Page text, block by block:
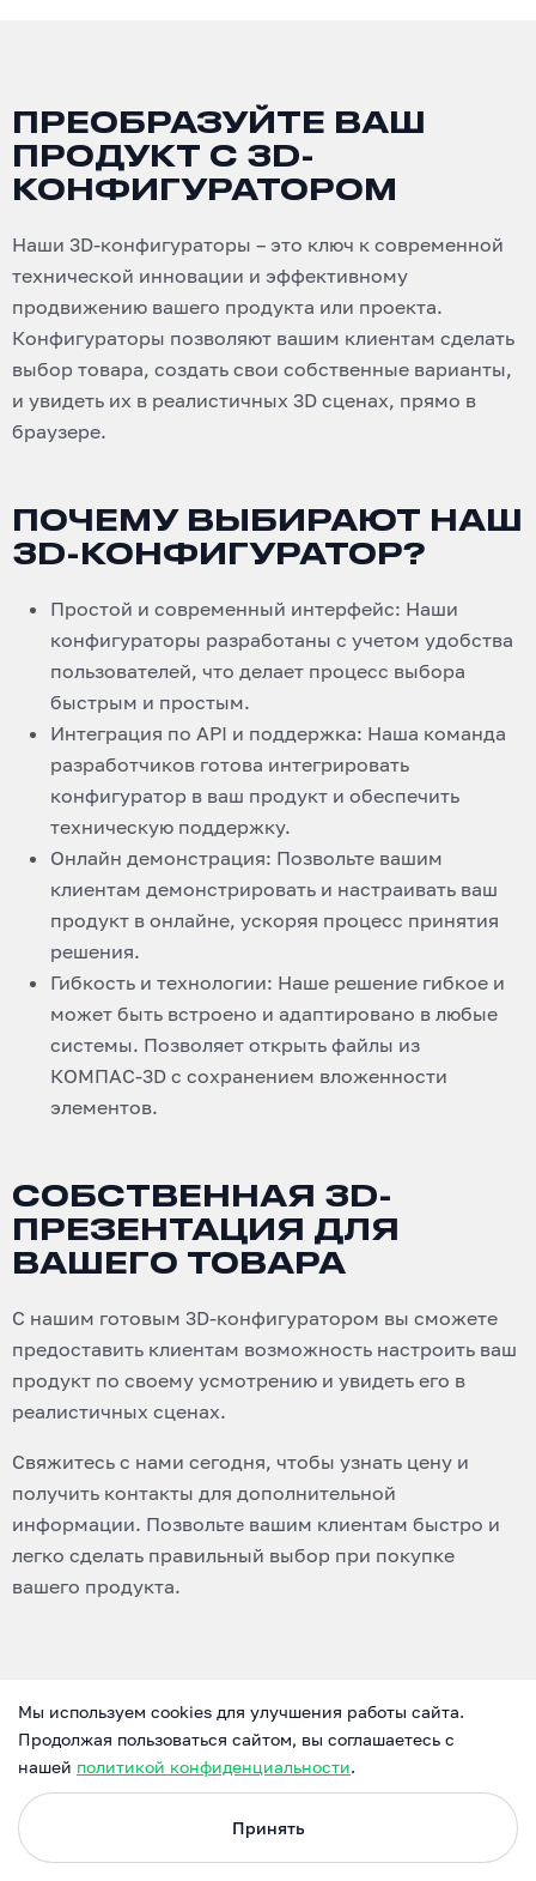
ПРЕОБРАЗУЙТЕ ВАШ
ПРОДУКТ С 3D-
КОНФИГУРАТОРОМ
Наши 3D-конфигураторы – это ключ к современной
технической инновации и эффективному
продвижению вашего продукта или проекта.
Конфигураторы позволяют вашим клиентам сделать
выбор товара, создать свои собственные варианты,
и увидеть их в реалистичных 3D сценах, прямо в
браузере.
ПОЧЕМУ ВЫБИРАЮТ НАШ
3D-КОНФИГУРАТОР?
Простой и современный интерфейс: Наши
конфигураторы разработаны с учетом удобства
пользователей, что делает процесс выбора
быстрым и простым.
Интеграция по API и поддержка: Наша команда
разработчиков готова интегрировать
конфигуратор в ваш продукт и обеспечить
техническую поддержку.
Онлайн демонстрация: Позвольте вашим
клиентам демонстрировать и настраивать ваш
продукт в онлайне, ускоряя процесс принятия
решения.
Гибкость и технологии: Наше решение гибкое и
может быть встроено и адаптировано в любые
системы. Позволяет открыть файлы из
КОМПАС-3D с сохранением вложенности
элементов.
СОБСТВЕННАЯ 3D-
ПРЕЗЕНТАЦИЯ ДЛЯ
ВАШЕГО ТОВАРА
С нашим готовым 3D-конфигуратором вы сможете
предоставить клиентам возможность настроить ваш
продукт по своему усмотрению и увидеть его в
реалистичных сценах.
Свяжитесь с нами сегодня, чтобы узнать цену и
получить контакты для дополнительной
информации. Позвольте вашим клиентам быстро и
легко сделать правильный выбор при покупке
вашего продукта.
ВОПРОСЫ-ОТВЕТЫ
Мы используем cookies для улучшения работы сайта.
Продолжая пользоваться сайтом, вы соглашаетесь с
нашей политикой конфиденциальности.
Принять